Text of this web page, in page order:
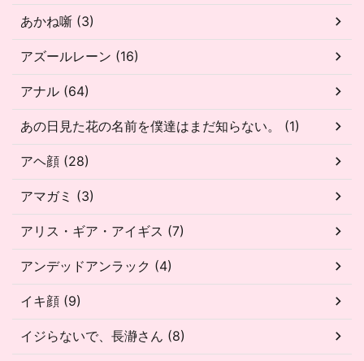
あかね噺 (3)
アズールレーン (16)
アナル (64)
あの日見た花の名前を僕達はまだ知らない。 (1)
アヘ顔 (28)
アマガミ (3)
アリス・ギア・アイギス (7)
アンデッドアンラック (4)
イキ顔 (9)
イジらないで、長瀞さん (8)